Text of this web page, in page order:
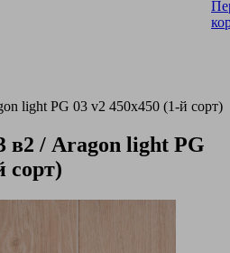
light PG 03 v2 450х450 (1-й сорт)
в2 / Aragon light PG
сорт)